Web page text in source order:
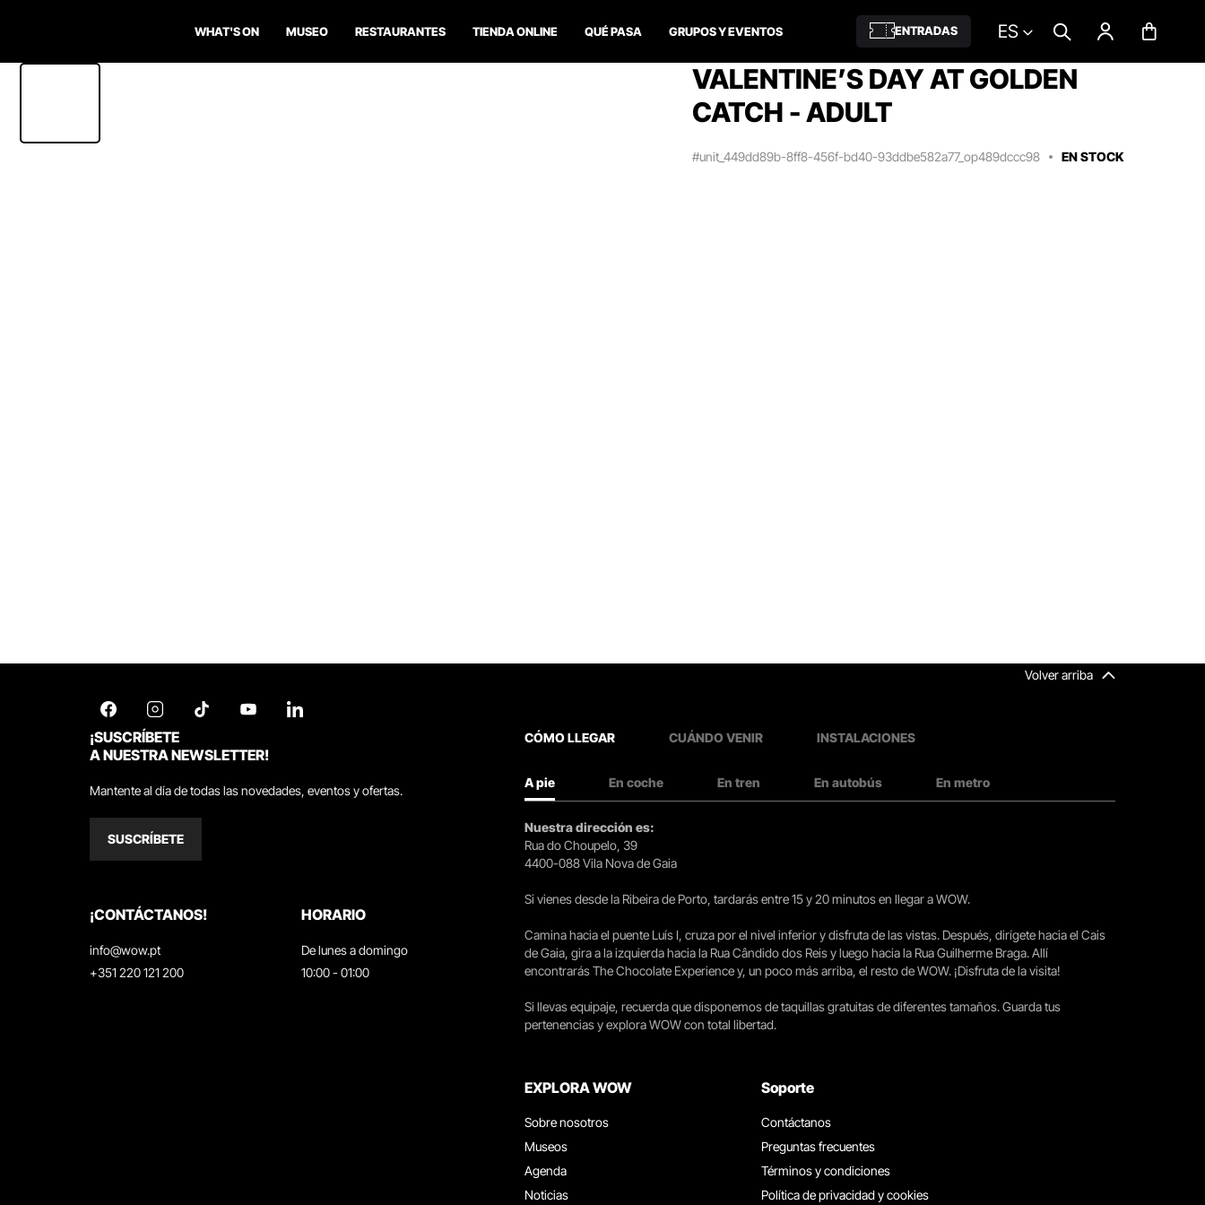
WHAT'S ON MUSEO RESTAURANTES TIENDA ONLINE QUÉ PASA GRUPOS Y EVENTOS ENTRADAS ES
VALENTINE’S DAY AT GOLDEN
CATCH - ADULT
#unit_449dd89b-8ff8-456f-bd40-93ddbe582a77_op489dccc98 EN STOCK
Volver arriba
¡SUSCRÍBETE
A NUESTRA NEWSLETTER!
Mantente al día de todas las novedades, eventos y ofertas.
SUSCRÍBETE
¡CONTÁCTANOS!
info@wow.pt
+351 220 121 200
HORARIO
De lunes a domingo
10:00 - 01:00
CÓMO LLEGAR CUÁNDO VENIR INSTALACIONES
A pie En coche En tren En autobús En metro
Nuestra dirección es:
Rua do Choupelo, 39
4400-088 Vila Nova de Gaia
Si vienes desde la Ribeira de Porto, tardarás entre 15 y 20 minutos en llegar a WOW.
Camina hacia el puente Luís I, cruza por el nivel inferior y disfruta de las vistas. Después, dirígete hacia el Cais
de Gaia, gira a la izquierda hacia la Rua Cândido dos Reis y luego hacia la Rua Guilherme Braga. Allí
encontrarás The Chocolate Experience y, un poco más arriba, el resto de WOW. ¡Disfruta de la visita!
Si llevas equipaje, recuerda que disponemos de taquillas gratuitas de diferentes tamaños. Guarda tus
pertenencias y explora WOW con total libertad.
EXPLORA WOW
Sobre nosotros
Museos
Agenda
Noticias
Soporte
Contáctanos
Preguntas frecuentes
Términos y condiciones
Política de privacidad y cookies